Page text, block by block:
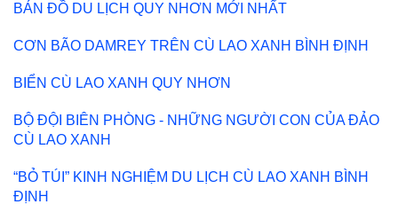
BẢN ĐỒ DU LỊCH QUY NHƠN MỚI NHẤT
CƠN BÃO DAMREY TRÊN CÙ LAO XANH BÌNH ĐỊNH
BIỂN CÙ LAO XANH QUY NHƠN
BỘ ĐỘI BIÊN PHÒNG - NHỮNG NGƯỜI CON CỦA ĐẢO
CÙ LAO XANH
“BỎ TÚI” KINH NGHIỆM DU LỊCH CÙ LAO XANH BÌNH
ĐỊNH